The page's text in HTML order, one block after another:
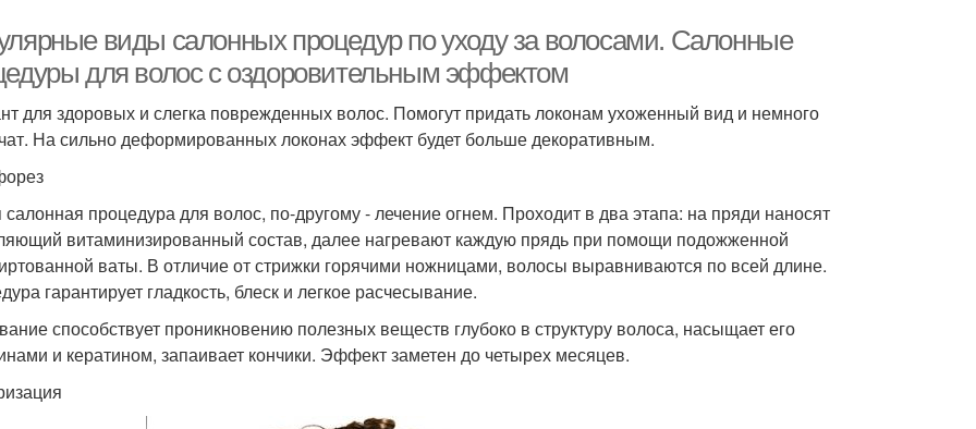
виды салонных процедур по уходу за волосами. Салонные
для волос с оздоровительным эффектом
для здоровых и слегка поврежденных волос. Помогут придать локонам ухоженный вид и немного
На сильно деформированных локонах эффект будет больше декоративным.
процедура для волос, по-другому - лечение огнем. Проходит в два этапа: на пряди наносят
витаминизированный состав, далее нагревают каждую прядь при помощи подожженной
ваты. В отличие от стрижки горячими ножницами, волосы выравниваются по всей длине.
гарантирует гладкость, блеск и легкое расчесывание.
способствует проникновению полезных веществ глубоко в структуру волоса, насыщает его
и кератином, запаивает кончики. Эффект заметен до четырех месяцев.